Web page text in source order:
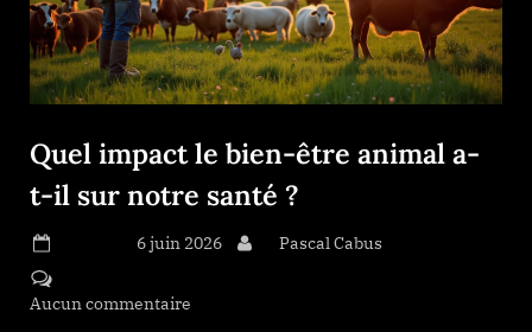
Quel impact le bien-être animal a-
t-il sur notre santé ?
Posted on6 juin 2026 ByPascal Cabus
Aucun commentaire